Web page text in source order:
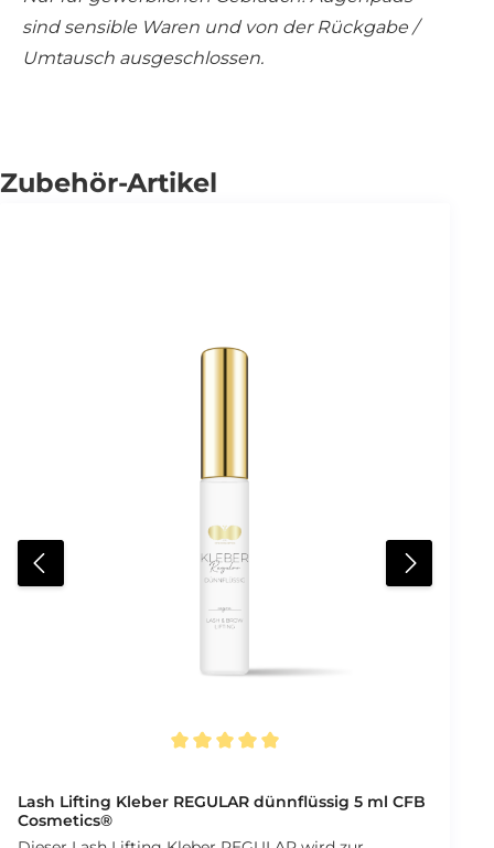
sind sensible Waren und von der Rückgabe /
Umtausch ausgeschlossen.
Zubehör-Artikel
Lash Lifting Kleber REGULAR dünnflüssig 5 ml CFB
Cosmetics®